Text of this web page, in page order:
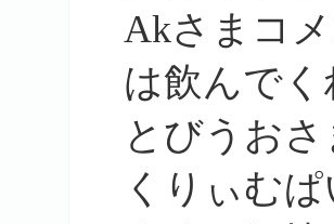
Akさまコ
は飲んでく
とびうお
くりぃむ